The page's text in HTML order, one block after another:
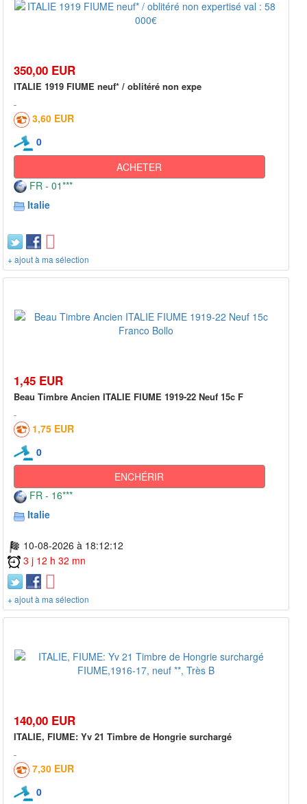
350,00 EUR
ITALIE 1919 FIUME neuf* / oblitéré non expe
3,60 EUR
0
ACHETER
FR - 01***
Italie
+ ajout à ma sélection
1,45 EUR
Beau Timbre Ancien ITALIE FIUME 1919-22 Neuf 15c F
1,75 EUR
0
ENCHÉRIR
FR - 16***
Italie
10-08-2026 à 18:12:12
3 j 12 h 32 mn
+ ajout à ma sélection
140,00 EUR
ITALIE, FIUME: Yv 21 Timbre de Hongrie surchargé
7,30 EUR
0